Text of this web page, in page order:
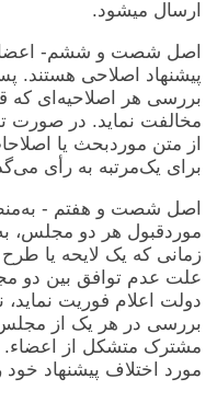
ارسال میشود.
اصل شصت و ششم- اعضاء
پیشنهاد اصلاحی هستند.
بررسی هر اصلاحیه‌ای که
مخالفت نماید. در صورت
از متن موردبحث یا
برای یک‌مرتبه به رأی
اصل شصت و هفتم -
موردقبول هر دو مجلس،
زمانی که یک لایحه یا
علت عدم توافق بین دو
دولت اعلام فوریت
بررسی در هر یک از
مشترک متشکل از اعضاء.
مورد اختلاف پیشنهاد خود